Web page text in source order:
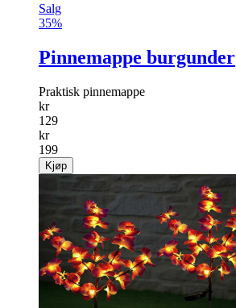
Salg
35%
Pinnemappe burgunder
Praktisk pinnemappe
kr
129
kr
199
Kjøp